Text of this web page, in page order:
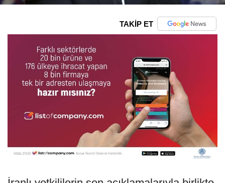
TAKİP ET